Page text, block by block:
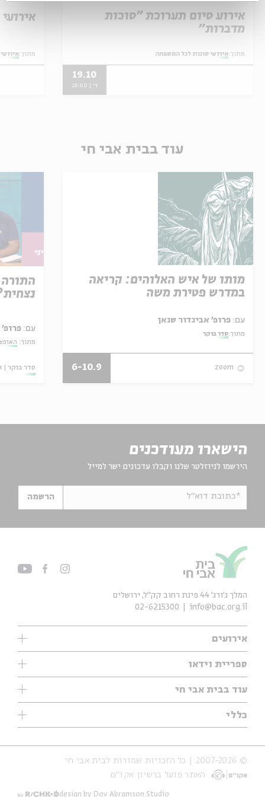
אירוע סיום תערוכת "סוכות
מדברות"
מתוך:אירועי סוכות לכל המשפחה
19.10
ד' | 18:00
אירועי
מתוך:
עוד בבית אבי חי
מותו של איש האלוהים: קריאה
במדרש פטירת משה
עם:
מתוך:סדר בוקר
zoom
6-10.9
עם: פרופ'
מתוך:
סדר בוקר
הישארו מעודכנים
הירשמו לניוזלטר שלנו וקבלו עדכונים ישר למייל
*כתובת דוא"ל הרשמה
אירועים
עיון
אנגלית
נוער
סדרות
אירועי עבר
אירועים בירושלים
ספריית וידאו
ילדים
מוזיקה
עיון
מיוחדים
עוד בבית אבי חי
תערוכות
מיוחדים
כללי
אודות
הצהרת נגישות
תנאי שימוש והצהרת פרטיות
המלך ג'ורג' 44 פינת רחוב קק״ל, ירושלים
info@bac.org.il
02-6215300
© 2007-2026 | כל הזכויות שמורות לבית אבי חי
האתר פועל ברשיון אקו״ם
design by Dov Abramson Studio